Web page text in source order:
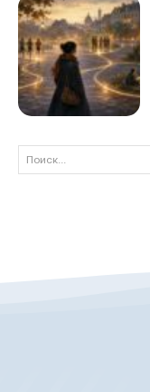
Поиск...